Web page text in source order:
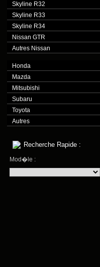
Skyline R32
Skyline R33
Skyline R34
Nissan GTR
Autres Nissan
Honda
Mazda
Mitsubishi
Subaru
Toyota
Autres
Recherche Rapide :
Mod�le :